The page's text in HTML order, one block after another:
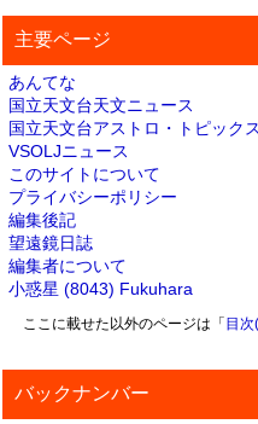
主要ページ
あんてな
国立天文台天文ニュース
国立天文台アストロ・トピックス
VSOLJニュース
このサイトについて
プライバシーポリシー
編集後記
望遠鏡日誌
編集者について
小惑星 (8043) Fukuhara
ここに載せた以外のページは「 目
バックナンバー